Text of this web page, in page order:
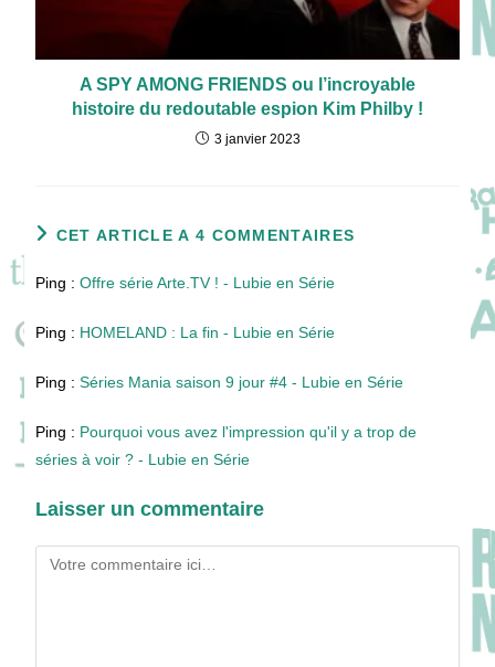
A SPY AMONG FRIENDS ou l’incroyable
histoire du redoutable espion Kim Philby !
3 janvier 2023
CET ARTICLE A 4 COMMENTAIRES
Ping :Offre série Arte.TV ! - Lubie en Série
Ping : HOMELAND : La fin - Lubie en Série
Ping :Séries Mania saison 9 jour #4 - Lubie en Série
Ping : Pourquoi vous avez l'impression qu'il y a trop de
séries à voir ? - Lubie en Série
Laisser un commentaire
Comment